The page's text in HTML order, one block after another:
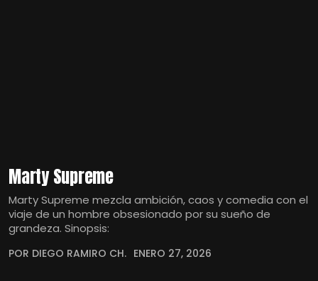
Marty Supreme
Marty Supreme mezcla ambición, caos y comedia con el
viaje de un hombre obsesionado por su sueño de
grandeza. Sinopsis:
POR DIEGO RAMIRO CH. ENERO 27, 2026